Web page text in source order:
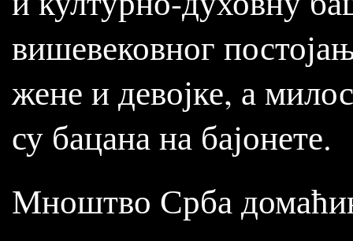
вишевековног
жене и девојке, а
су бацана на бајонете.
Мноштво Срба